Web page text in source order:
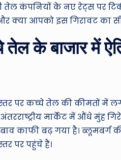
तेल कंपनियों के नए रेट्स पर
क्या आपको इस गिरावट का
के बाजार में
पर कच्चे तेल की कीमतों में
अंतरराष्ट्रीय मार्केट में औंधे मुंह
काफी बढ़ गया है। ब्लूमबर्ग
पर पहुंचे हैं।